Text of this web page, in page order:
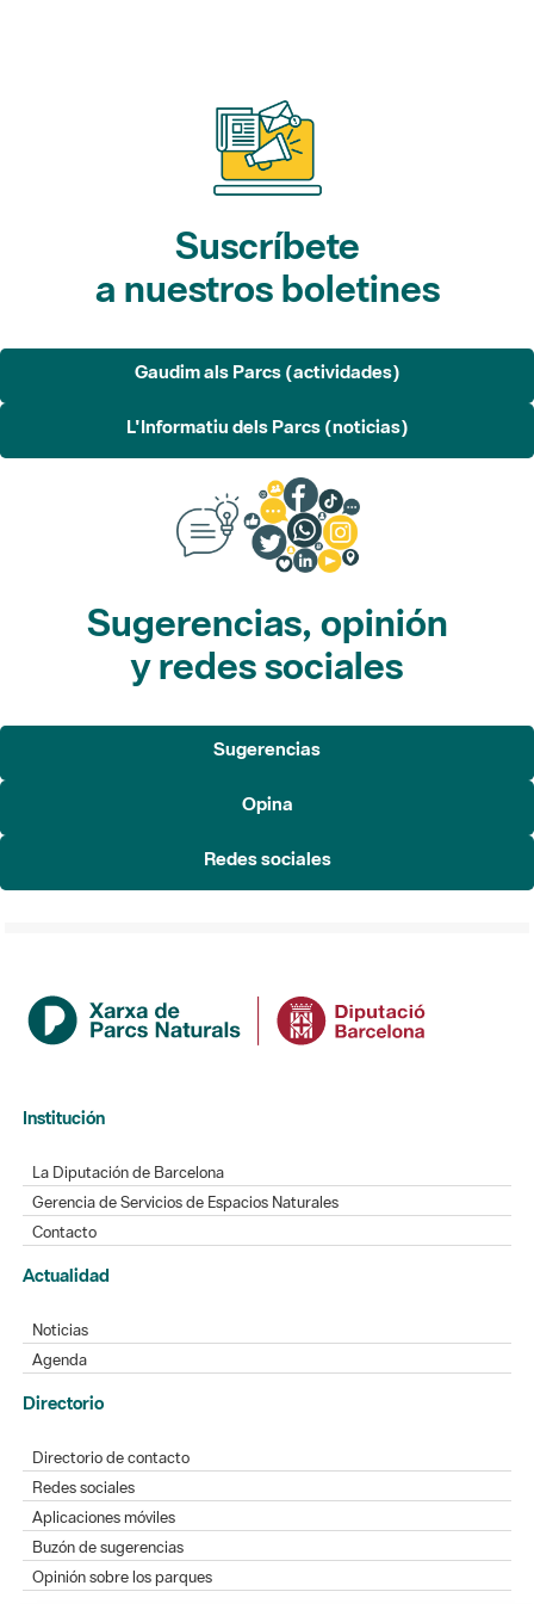
Suscríbete
a nuestros boletines
Gaudim als Parcs (actividades)
L'Informatiu dels Parcs (noticias)
Sugerencias, opinión
y redes sociales
Sugerencias
Opina
Redes sociales
Institución
La Diputación de Barcelona
Gerencia de Servicios de Espacios Naturales
Contacto
Actualidad
Noticias
Agenda
Directorio
Directorio de contacto
Redes sociales
Aplicaciones móviles
Buzón de sugerencias
Opinión sobre los parques